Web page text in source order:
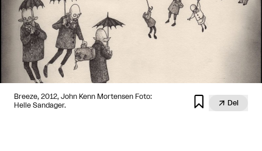
Breeze, 2012, John Kenn Mortensen Foto:
Helle Sandager.
  Del